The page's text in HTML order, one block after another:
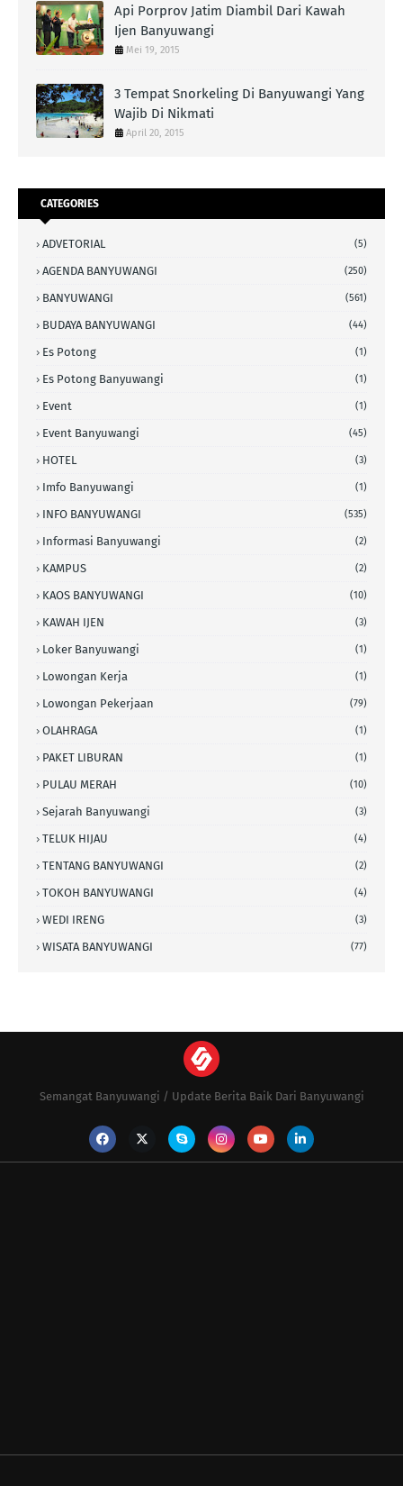
Api Porprov Jatim Diambil Dari Kawah
Ijen Banyuwangi
Mei 19, 2015
3 Tempat Snorkeling Di Banyuwangi Yang
Wajib Di Nikmati
April 20, 2015
CATEGORIES
ADVETORIAL (5)
AGENDA BANYUWANGI (250)
BANYUWANGI (561)
BUDAYA BANYUWANGI (44)
Es Potong (1)
Es Potong Banyuwangi (1)
Event (1)
Event Banyuwangi (45)
HOTEL (3)
Imfo Banyuwangi (1)
INFO BANYUWANGI (535)
Informasi Banyuwangi (2)
KAMPUS (2)
KAOS BANYUWANGI (10)
KAWAH IJEN (3)
Loker Banyuwangi (1)
Lowongan Kerja (1)
Lowongan Pekerjaan (79)
OLAHRAGA (1)
PAKET LIBURAN (1)
PULAU MERAH (10)
Sejarah Banyuwangi (3)
TELUK HIJAU (4)
TENTANG BANYUWANGI (2)
TOKOH BANYUWANGI (4)
WEDI IRENG (3)
WISATA BANYUWANGI (77)
Semangat Banyuwangi / Update Berita Baik Dari Banyuwangi